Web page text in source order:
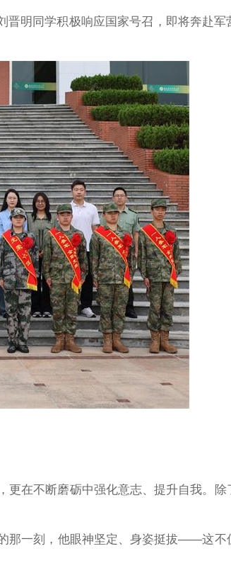
晋明同学积极响应国家号召，即将奔赴军
更在不断磨砺中强化意志、提升自我。除
那一刻，他眼神坚定、身姿挺拔——这不